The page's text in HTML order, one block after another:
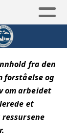
fra den
forståelse og
om arbeidet
et